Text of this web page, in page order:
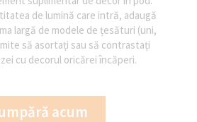
de lumină care intră, adaugă
largă de modele de țesături (uni,
să asortați sau să contrastați
cu decorul oricărei încăperi.
acum